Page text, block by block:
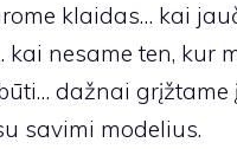
klaidas… kai
kai nesame ten, kur
dažnai grįžtame
savimi modelius.